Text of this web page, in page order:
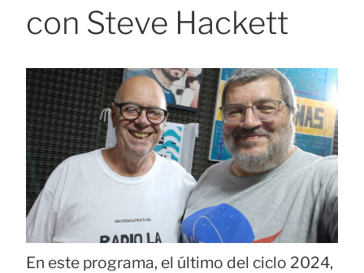
con Steve Hackett
En este programa, el último del ciclo 2024,